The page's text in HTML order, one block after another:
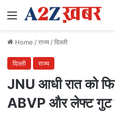
Menu
Home /राज्य/दिल्ली
दिल्ली राज्य
JNU आधी रात को
ABVP और लेफ्ट गुट